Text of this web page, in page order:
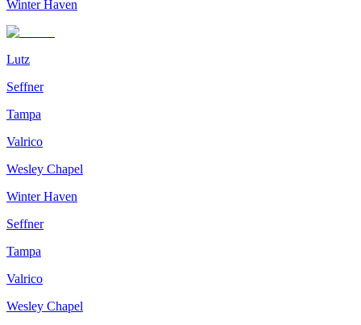
Winter Haven
Lutz
Seffner
Tampa
Valrico
Wesley Chapel
Winter Haven
Seffner
Tampa
Valrico
Wesley Chapel